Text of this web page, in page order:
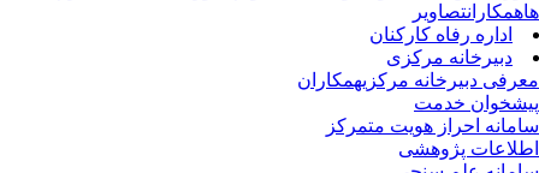
همکاران تصاویر
اداره رفاه کارکنان
دبیرخانه مرکزی
دبیرخانه مرکزیهمکاران
خدمت
احراز هویت متمرکز
پژوهشی